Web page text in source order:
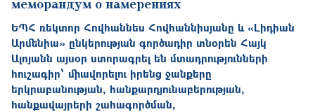
меморандум о намерениях
ԵՊՀ ռեկտոր Հովհաննես Հովհաննիսյանը և «Լիդիան
Արմենիա» ընկերության գործադիր տնօրեն Հայկ
Ալոյանն այսօր ստորագրել են մտադրությունների
հուշագիր՝ միավորելու իրենց ջանքերը
երկրաբանության, հանքարդյունաբերության,
հանքավայրերի շահագործման,